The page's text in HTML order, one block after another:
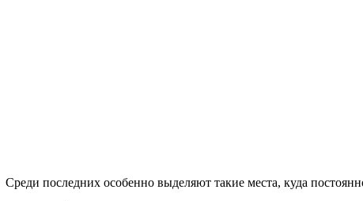
Среди последних особенно выделяют такие места, куда